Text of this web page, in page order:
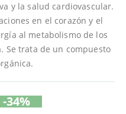
y la salud cardiovascular.
en el corazón y el
al metabolismo de los
Se trata de un compuesto
-34%